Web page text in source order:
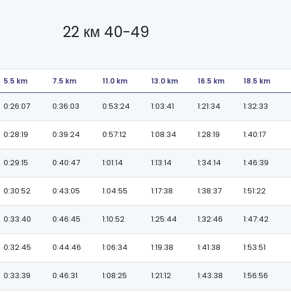
22 км 40-49
5.5 km 7.5 km 11.0 km 13.0 km 16.5 km 18.5 km
0:26:07 0:36:03 0:53:24 1:03:41 1:21:34 1:32:33
0:28:19 0:39:24 0:57:12 1:08:34 1:28:19 1:40:17
0:29:15 0:40:47 1:01:14 1:13:14 1:34:14 1:46:39
0:30:52 0:43:05 1:04:55 1:17:38 1:38:37 1:51:22
0:33:40 0:46:45 1:10:52 1:25:44 1:32:46 1:47:42
0:32:45 0:44:46 1:06:34 1:19:38 1:41:38 1:53:51
0:33:39 0:46:31 1:08:25 1:21:12 1:43:38 1:56:56